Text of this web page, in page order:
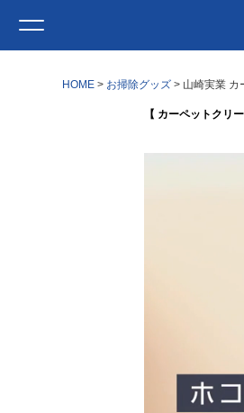
HOME お掃除グッズ 山崎実業 カ
【 カーペットクリ